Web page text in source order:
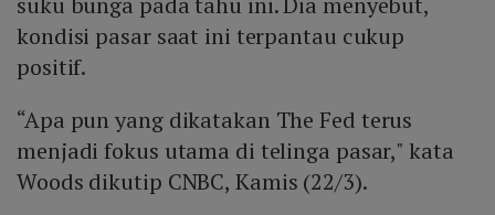
kondisi pasar saat ini terpantau cukup
positif.
“Apa pun yang dikatakan The Fed terus
menjadi fokus utama di telinga pasar," kata
Woods dikutip CNBC, Kamis (22/3).